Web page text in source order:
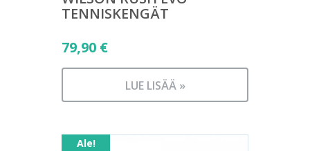
TENNISKENGÄT
79,90 €
LUE LISÄÄ »
Ale!